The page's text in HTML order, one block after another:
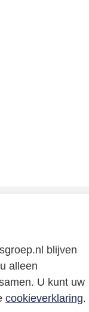
blijven
alleen
U kunt uw
cookieverklaring.
Neemcontact
of volg ons via: